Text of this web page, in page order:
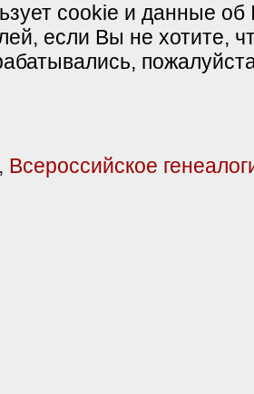
cookie и данные об
если Вы не хотите,
Всероссийское